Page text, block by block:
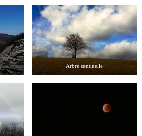
Arbre sentinelle